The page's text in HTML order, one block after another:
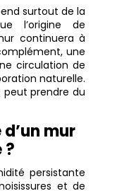
surtout de la
l’origine de
continuera à
une
circulation de
naturelle.
peut prendre du
mur
?
persistante
et de